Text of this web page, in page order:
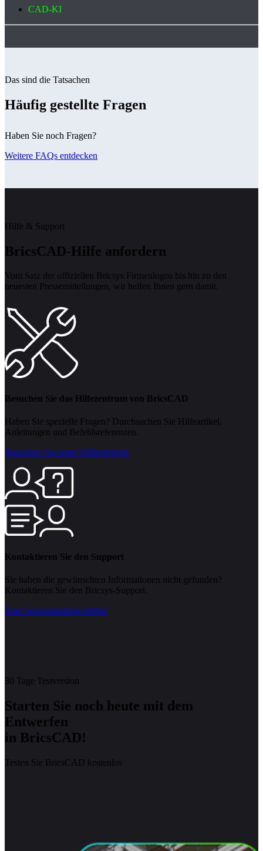
CAD-KI
Das sind die Tatsachen
Häufig gestellte Fragen
Haben Sie noch Fragen?
Weitere FAQs entdecken
Hilfe & Support
BricsCAD-Hilfe anfordern
Vom Satz der offiziellen Bricsys Firmenlogos bis hin zu den
neuesten Pressemitteilungen, wir helfen Ihnen gern damit.
Besuchen Sie das Hilfezentrum von BricsCAD
Haben Sie spezielle Fragen? Durchsuchen Sie Hilfeartikel,
Anleitungen und Befehlsreferenzen.
Besuchen Sie unser Hilfezentrum
Kontaktieren Sie den Support
Sie haben die gewünschten Informationen nicht gefunden?
Kontaktieren Sie den Bricsys-Support.
Eine Supportanfrage stellen
30 Tage Testversion
Starten Sie noch heute mit dem
Entwerfen
in BricsCAD!
Testen Sie BricsCAD kostenlos